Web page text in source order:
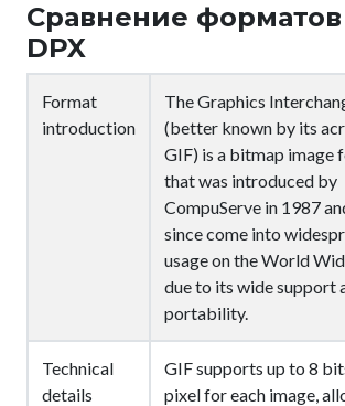
Сравнение форматов
DPX
Format
introduction
The Graphics
(better known by its
GIF) is a bitmap image
that was introduced by
CompuServe in 1987
since come into
usage on the World
due to its wide support
portability.
Technical
details
GIF supports up to 8
pixel for each image,